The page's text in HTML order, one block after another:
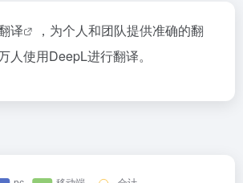
译
，为个人和团队提供准确的翻
人使用DeepL进行翻译。